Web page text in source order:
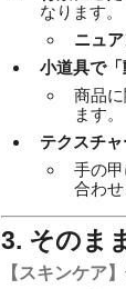
なります。
ニュア
小道具で「
商品
ます。
テクスチャ
手の
合わせ
3. そのま
【スキンケア